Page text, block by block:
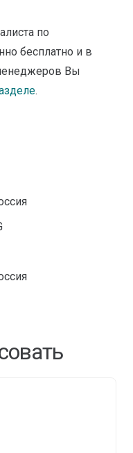
по
бесплатно и в
Вы
.